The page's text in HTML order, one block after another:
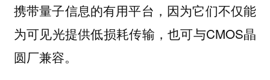
携带量子信息的有用平台，因为它们不仅能
为可见光提供低损耗传输，也可与CMOS晶
圆厂兼容。